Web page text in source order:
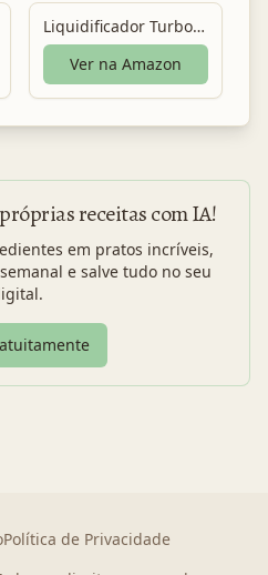
Liquidificador Turbo Power
Ver na Amazon
receitas com IA!
em pratos incríveis,
e salve tudo no seu
Política de Privacidade